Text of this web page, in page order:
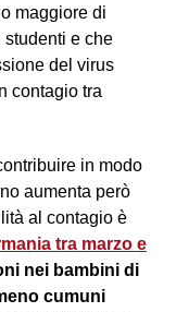
maggiore di
e che
del virus
contagio tra
in modo
aumenta però
al contagio è
tra marzo e
nei bambini di
cumuni